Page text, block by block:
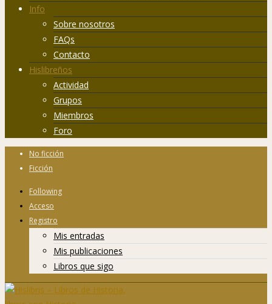
Info
Sobre nosotros
FAQs
Contacto
Hislibreños
Actividad
Grupos
Miembros
Foro
No ficción
Ficción
Following
Acceso
Registro
Mis entradas
Mis publicaciones
Libros que sigo